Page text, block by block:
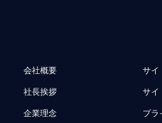
会社概要
社長挨拶
企業理念
サイ
サイ
プラ